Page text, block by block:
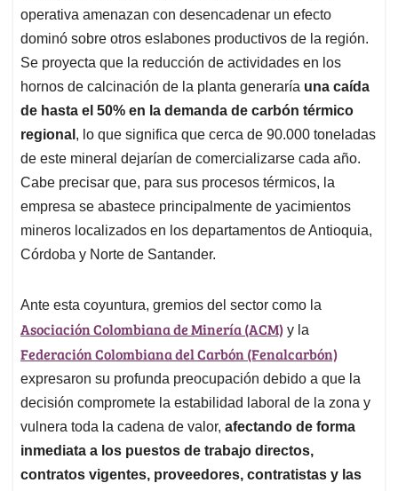
operativa amenazan con desencadenar un efecto
dominó sobre otros eslabones productivos de la región.
Se proyecta que la reducción de actividades en los
hornos de calcinación de la planta generaría una caída
de hasta el 50% en la demanda de carbón térmico
regional , lo que significa que cerca de 90.000 toneladas
de este mineral dejarían de comercializarse cada año.
Cabe precisar que, para sus procesos térmicos, la
empresa se abastece principalmente de yacimientos
mineros localizados en los departamentos de Antioquia,
Córdoba y Norte de Santander.
Ante esta coyuntura, gremios del sector como la
Asociación Colombiana de Minería (ACM) y la
Federación Colombiana del Carbón (Fenalcarbón)
expresaron su profunda preocupación debido a que la
decisión compromete la estabilidad laboral de la zona y
vulnera toda la cadena de valor, afectando de forma
inmediata a los puestos de trabajo directos,
contratos vigentes, proveedores, contratistas y las